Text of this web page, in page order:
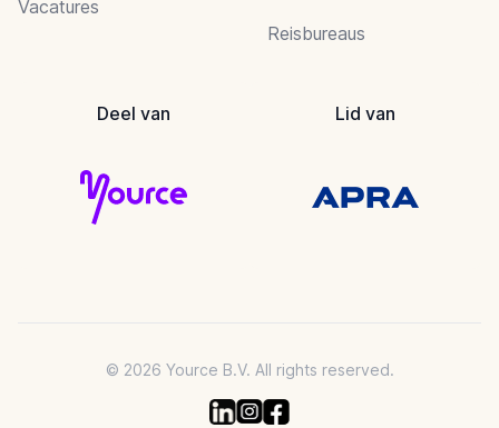
Vacatures
Reisbureaus
Deel van Lid van
© 2026 Yource B.V. All rights reserved.